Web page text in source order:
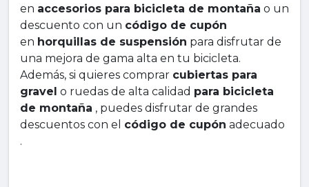
en accesorios para bicicleta de montaña o un
descuento con un código de cupón
en horquillas de suspensión para disfrutar de
una mejora de gama alta en tu bicicleta.
Además, si quieres comprar cubiertas para
gravel o ruedas de alta calidad para bicicleta
de montaña , puedes disfrutar de grandes
descuentos con el código de cupón adecuado
.